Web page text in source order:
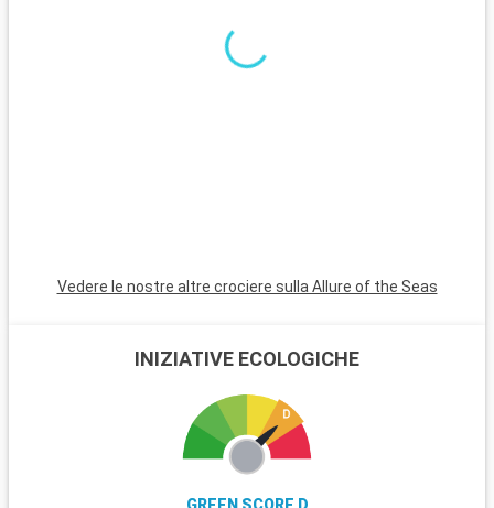
con le loro spiagge tranquille e l'atmosfera rilassante.
Vedere le nostre altre crociere sulla Allure of the Seas
INIZIATIVE ECOLOGICHE
GREEN SCORE D